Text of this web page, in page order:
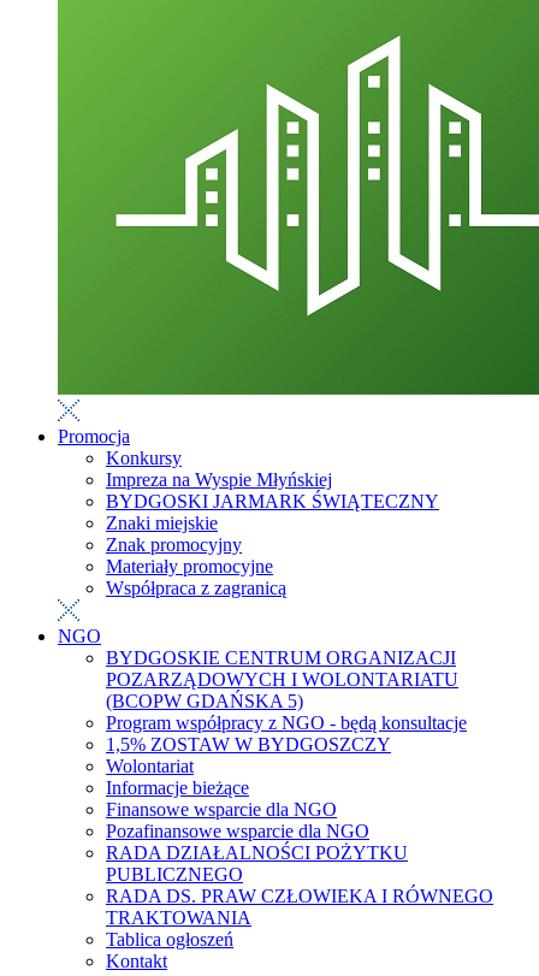
Promocja
Konkursy
Impreza na Wyspie Młyńskiej
BYDGOSKI JARMARK ŚWIĄTECZNY
Znaki miejskie
Znak promocyjny
Materiały promocyjne
Współpraca z zagranicą
NGO
BYDGOSKIE CENTRUM ORGANIZACJI
POZARZĄDOWYCH I WOLONTARIATU
(BCOPW GDAŃSKA 5)
Program współpracy z NGO - będą konsultacje
1,5% ZOSTAW W BYDGOSZCZY
Wolontariat
Informacje bieżące
Finansowe wsparcie dla NGO
Pozafinansowe wsparcie dla NGO
RADA DZIAŁALNOŚCI POŻYTKU
PUBLICZNEGO
RADA DS. PRAW CZŁOWIEKA I RÓWNEGO
TRAKTOWANIA
Tablica ogłoszeń
Kontakt